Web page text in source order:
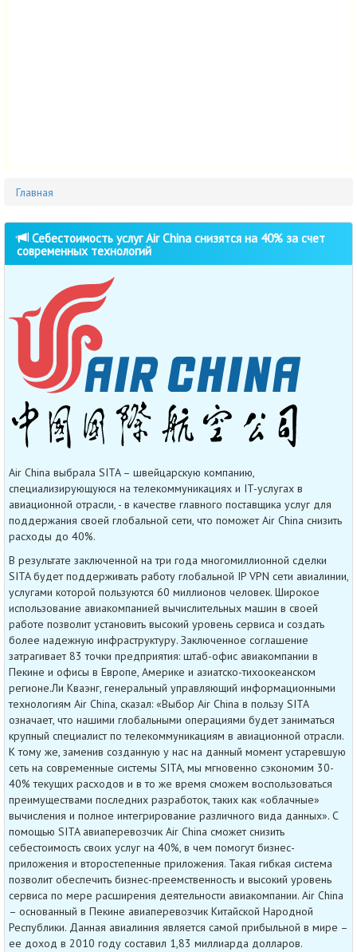
Главная
Себестоимость услуг Air China снизятся на 40% за счет
современных технологий
Air China выбрала SITA – швейцарскую компанию,
специализирующуюся на телекоммуникациях и IT-услугах в
авиационной отрасли, - в качестве главного поставщика услуг для
поддержания своей глобальной сети, что поможет Air China снизить
расходы до 40%.
В результате заключенной на три года многомиллионной сделки
SITA будет поддерживать работу глобальной IP VPN сети авиалинии,
услугами которой пользуются 60 миллионов человек. Широкое
использование авиакомпанией вычислительных машин в своей
работе позволит установить высокий уровень сервиса и создать
более надежную инфраструктуру. Заключенное соглашение
затрагивает 83 точки предприятия: штаб-офис авиакомпании в
Пекине и офисы в Европе, Америке и азиатско-тихоокеанском
регионе.Ли Кваэнг, генеральный управляющий информационными
технологиям Air China, сказал: «Выбор Air China в пользу SITA
означает, что нашими глобальными операциями будет заниматься
крупный специалист по телекоммуникациям в авиационной отрасли.
К тому же, заменив созданную у нас на данный момент устаревшую
сеть на современные системы SITA, мы мгновенно сэкономим 30-
40% текущих расходов и в то же время сможем воспользоваться
преимуществами последних разработок, таких как «облачные»
вычисления и полное интегрирование различного вида данных». С
помощью SITA авиаперевозчик Air China сможет снизить
себестоимость своих услуг на 40%, в чем помогут бизнес-
приложения и второстепенные приложения. Такая гибкая система
позволит обеспечить бизнес-преемственность и высокий уровень
сервиса по мере расширения деятельности авиакомпании. Air China
– основанный в Пекине авиаперевозчик Китайской Народной
Республики. Данная авиалиния является самой прибыльной в мире –
ее доход в 2010 году составил 1,83 миллиарда долларов.